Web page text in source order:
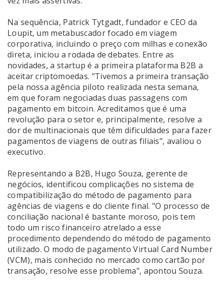
Na sequência, Patrick Tytgadt, fundador e CEO da
Loupit, um metabuscador focado em viagem
corporativa, incluindo o preço com milhas e conexão
direta, iniciou a rodada de debates. Entre as
novidades, a startup é a primeira plataforma B2B a
aceitar criptomoedas. "Tivemos a primeira transação
pela nossa agência piloto realizada nesta semana,
em que foram negociadas duas passagens com
pagamento em bitcoin. Acreditamos que é uma
revolução para o setor e, principalmente, resolve a
dor de multinacionais que têm dificuldades para fazer
pagamentos de viagens de outras filiais", avaliou o
executivo.
Representando a B2B, Hugo Souza, gerente de
negócios, identificou complicações no sistema de
compatibilização do método de pagamento para
agências de viagens e do cliente final. "O processo de
conciliação nacional é bastante moroso, pois tem
todo um risco financeiro atrelado a esse
procedimento dependendo do método de pagamento
utilizado. O modo de pagamento Virtual Card Number
(VCM), mais conhecido no mercado como cartão por
transação, resolve esse problema", apontou Souza.